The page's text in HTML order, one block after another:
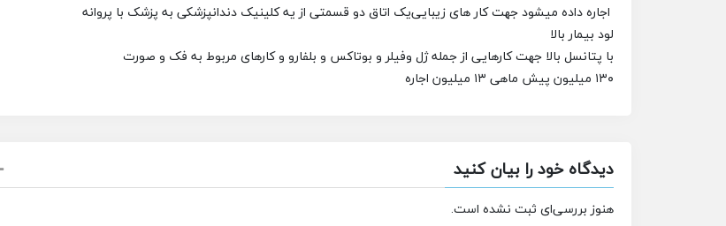
یک اتاق دو قسمتی از یه کلینیک دندانپزشکی به پزشک با پروانهجهت کار های زیباییاجاره داده میشود
لود بیمار بالا
با پتانسل بالا جهت کارهایی از جمله ژل وفیلر و بوتاکس و بلفارو و کارهای مربوط به فک و صورت
۱۳۰ میلیون پیش ماهی ۱۳ میلیون اجاره
دیدگاه خود را بیان کنید
هنوز بررسی‌ای ثبت نشده است.